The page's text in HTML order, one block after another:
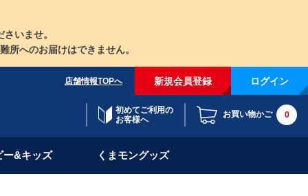
いませ。
へのお届けはできません。
店舗情報TOPへ 新規会員登録 ログイン
初めてご利用の
お客様へ
お買い物かご 0
ー&キッズ くまモングッズ